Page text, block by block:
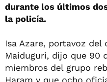
durante los últimos
la policía.
Isa Azare, portavoz
Maiduguri, dijo que 90
miembros del grupo
Haram y que ocho